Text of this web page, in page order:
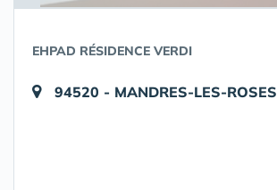
EHPAD RÉSIDENCE VERDI
94520 - MANDRES-LES-ROSES